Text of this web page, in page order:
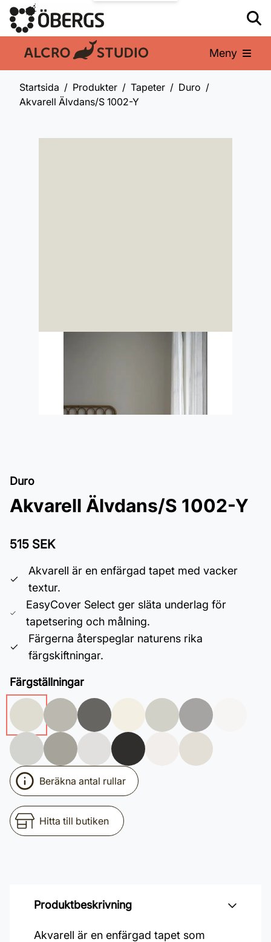
En del av: Meny
Startsida Produkter Tapeter
Duro
Akvarell Älvdans/S 1002-Y
Duro
Akvarell Älvdans/S 1002-Y
515 SEK
Akvarell är en enfärgad tapet med vacker
textur.
EasyCover Select ger släta underlag för
tapetsering och målning.
Färgerna återspeglar naturens rika
färgskiftningar.
Färgställningar
Beräkna antal rullar
Hitta till butiken
Produktbeskrivning
Akvarell är en enfärgad tapet som